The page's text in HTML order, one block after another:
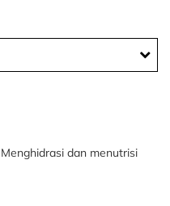
dan menutrisi